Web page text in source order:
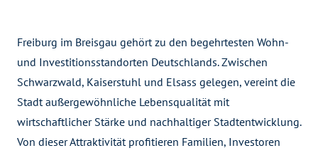
Freiburg im Breisgau gehört zu den begehrtesten Wohn-
und Investitionsstandorten Deutschlands. Zwischen
Schwarzwald, Kaiserstuhl und Elsass gelegen, vereint die
Stadt außergewöhnliche Lebensqualität mit
wirtschaftlicher Stärke und nachhaltiger Stadtentwicklung.
Von dieser Attraktivität profitieren Familien, Investoren